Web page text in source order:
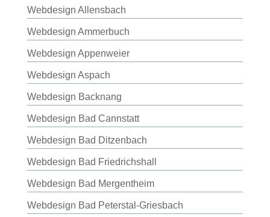
Webdesign Allensbach
Webdesign Ammerbuch
Webdesign Appenweier
Webdesign Aspach
Webdesign Backnang
Webdesign Bad Cannstatt
Webdesign Bad Ditzenbach
Webdesign Bad Friedrichshall
Webdesign Bad Mergentheim
Webdesign Bad Peterstal-Griesbach